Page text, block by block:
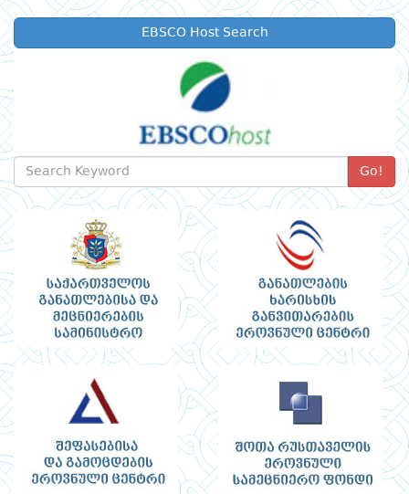
EBSCO Host Search
Go!